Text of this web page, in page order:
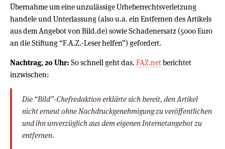
Übernahme um eine unzulässige Urheberrechtsverletzung
handele und Unterlassung (also u.a. ein Entfernen des Artikels
aus dem Angebot von Bild.de) sowie Schadenersatz (5000 Euro
an die Stiftung “F.A.Z.-Leser helfen”) gefordert.
Nachtrag, 20 Uhr: So schnell geht das. FAZ.netberichtet
inzwischen:
Die “Bild”-Chefredaktion erklärte sich bereit, den Artikel
nicht erneut ohne Nachdruckgenehmigung zu veröffentlichen
und ihn unverzüglich aus dem eigenen Internetangebot zu
entfernen.